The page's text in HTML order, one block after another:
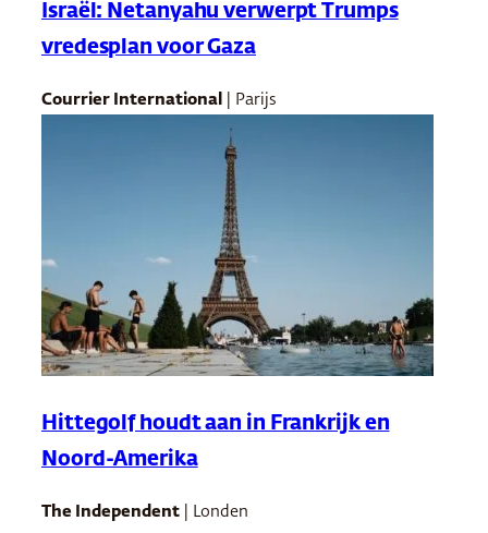
Israël: Netanyahu verwerpt Trumps
vredesplan voor Gaza
Courrier International | Parijs
Hittegolf houdt aan in Frankrijk en
Noord-Amerika
The Independent | Londen